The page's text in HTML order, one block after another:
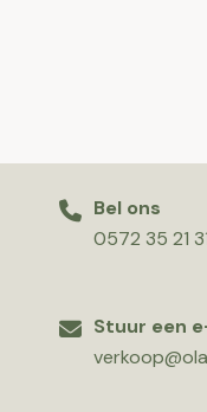
Bel ons
0572 35 21
Stuur een